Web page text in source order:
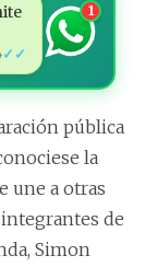
✓✓
1
pública
la
une a otras
de
Simon